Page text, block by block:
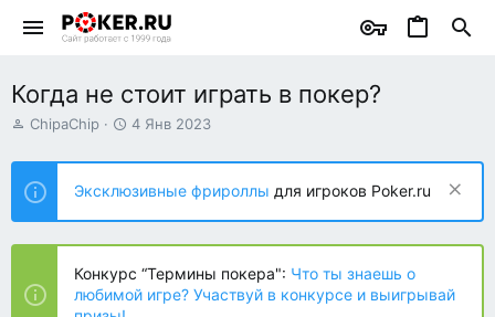
Когда не стоит играть в покер?
А
т
о
р
т
е
ы
ChipaChip
Д
т
н
а
ч
л
а
4 Янв 2023
Эксклюзивные фрироллы для игроков Poker.ru
Конкурс “Термины покера": Что ты знаешь о
любимой игре? Участвуй в конкурсе и выигрывай